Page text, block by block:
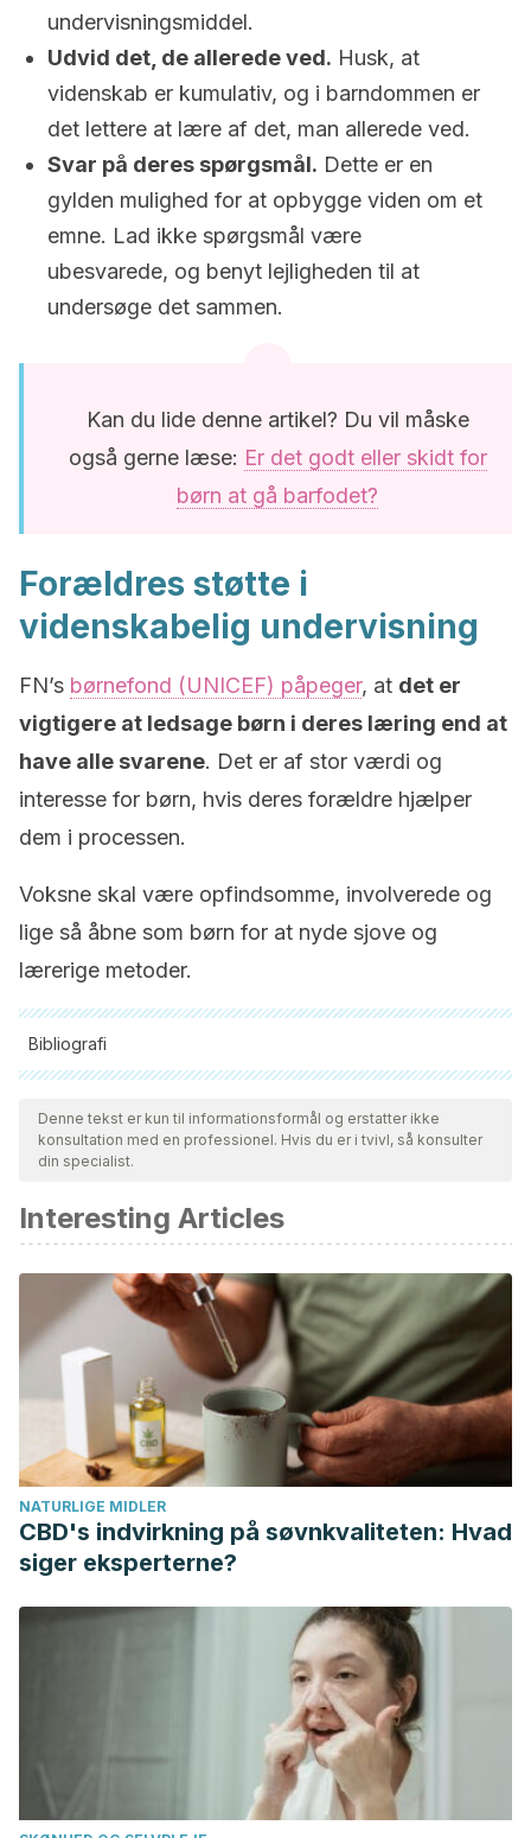
undervisningsmiddel.
Udvid det, de allerede ved. Husk, at
videnskab er kumulativ, og i barndommen er
det lettere at lære af det, man allerede ved.
Svar på deres spørgsmål. Dette er en
gylden mulighed for at opbygge viden om et
emne. Lad ikke spørgsmål være
ubesvarede, og benyt lejligheden til at
undersøge det sammen.
Kan du lide denne artikel? Du vil måske
også gerne læse: Er det godt eller skidt for
børn at gå barfodet?
Forældres støtte i
videnskabelig undervisning
FN’s børnefond (UNICEF) påpeger, at det er
vigtigere at ledsage børn i deres læring end at
have alle svarene. Det er af stor værdi og
interesse for børn, hvis deres forældre hjælper
dem i processen.
Voksne skal være opfindsomme, involverede og
lige så åbne som børn for at nyde sjove og
lærerige metoder.
Bibliografi
Alle citerede kilder blev grundigt gennemgået af vores team
for at sikre deres kvalitet, pålidelighed, aktualitet og validitet.
Bibliografien i denne artikel blev betragtet som pålidelig og af
Cómo ayudar a su hijo a aprender ciencias. Departamento
de Educación de los Estados Unidos. Estados Unidos;
https://www2.ed.gov/espanol/parents/academic/ciencias/
Kiffel-Alcheh J. Experimentos científicos para entretener a
los niños en casa. National Geographic. 2021.
https://www.nationalgeographic.es/family/2021/02/
cientificos-para-entretener-a-los-ninos-en-casa
Rich M. Cómo acercarles la ciencia a tus hijos pequeños.
Unicef. https://www.unicef.org/es/crianza/como-acercar-
ciencia-hijos-pequenos
Ortiz Rivera G, Cervantes Coronado ML. La formación
científica en los primeros años de escolaridad. Panorama.
Vol. 9. Núm. 17. pp. 10-23. Colombia; 2015.
https://journal.poligran.edu.co/index.php/panorama/article/
Denne tekst er kun til informationsformål og erstatter ikke
konsultation med en professionel. Hvis du er i tvivl, så konsulter
din specialist.
Interesting Articles
NATURLIGE MIDLER
CBD's indvirkning på søvnkvaliteten: Hvad
siger eksperterne?